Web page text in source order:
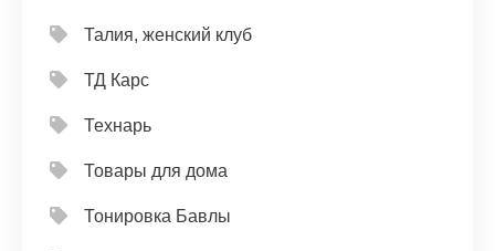
Талия, женский клуб
ТД Карс
Технарь
Товары для дома
Тонировка Бавлы